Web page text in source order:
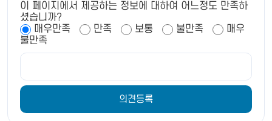
이 페이지에서 제공하는 정보에 대하여 어느정도 만족하
셨습니까?
매우만족
만족 보통 불만족
매우
불만족